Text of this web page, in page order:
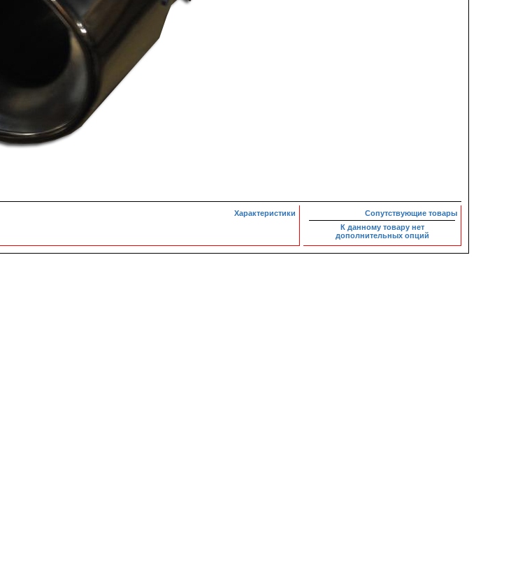
Характеристики
Сопутствующие товары
К данному товару нет
дополнительных опций